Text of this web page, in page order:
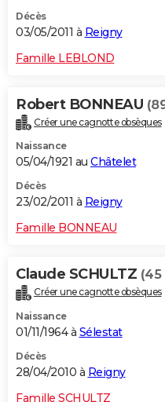
Décès
03/05/2011 à Reigny
Famille LEBLOND
Robert BONNEAU
Créer une cagnotte obsèques
Naissance
05/04/1921 au Châtelet
Décès
23/02/2011 à Reigny
Famille BONNEAU
Claude SCHULTZ (45
Créer une cagnotte obsèques
Naissance
01/11/1964 à Sélestat
Décès
28/04/2010 à Reigny
Famille SCHULTZ